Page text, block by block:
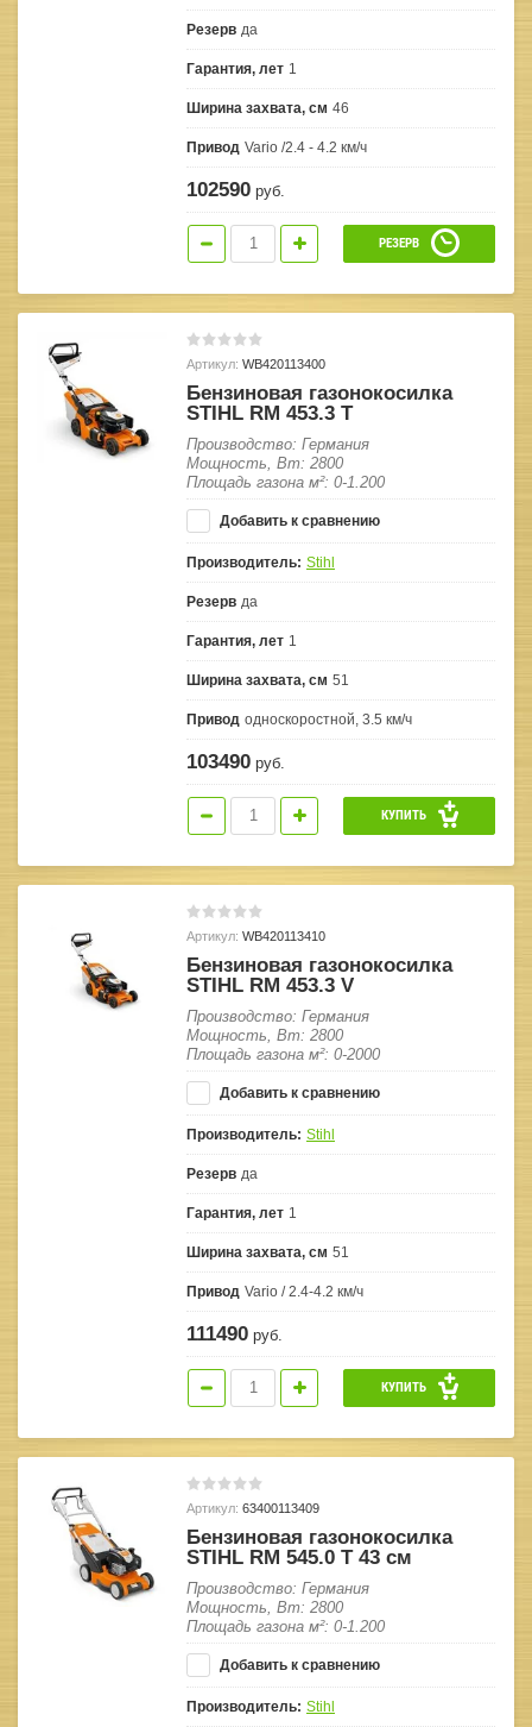
Резерв да
Гарантия, лет 1
Ширина захвата, см 46
Привод Vario /2.4 - 4.2 км/ч
102590 руб.
РЕЗЕРВ
Артикул: WB420113400
Бензиновая газонокосилка
STIHL RM 453.3 T
Производство: Германия
Мощность, Вт: 2800
Площадь газона м²: 0-1.200
Добавить к сравнению
Производитель: Stihl
Резерв да
Гарантия, лет 1
Ширина захвата, см 51
Привод односкоростной, 3.5 км/ч
103490 руб.
КУПИТЬ
Артикул: WB420113410
Бензиновая газонокосилка
STIHL RM 453.3 V
Производство: Германия
Мощность, Вт: 2800
Площадь газона м²: 0-2000
Добавить к сравнению
Производитель: Stihl
Резерв да
Гарантия, лет 1
Ширина захвата, см 51
Привод Vario / 2.4-4.2 км/ч
111490 руб.
КУПИТЬ
Артикул: 63400113409
Бензиновая газонокосилка
STIHL RM 545.0 Т 43 см
Производство: Германия
Мощность, Вт: 2800
Площадь газона м²: 0-1.200
Добавить к сравнению
Производитель: Stihl